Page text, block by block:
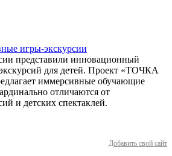
игры-экскурсии
представили инновационный
для детей. Проект «ТОЧКА
иммерсивные обучающие
отличаются от
и детских спектаклей.
Добавить свой сайт